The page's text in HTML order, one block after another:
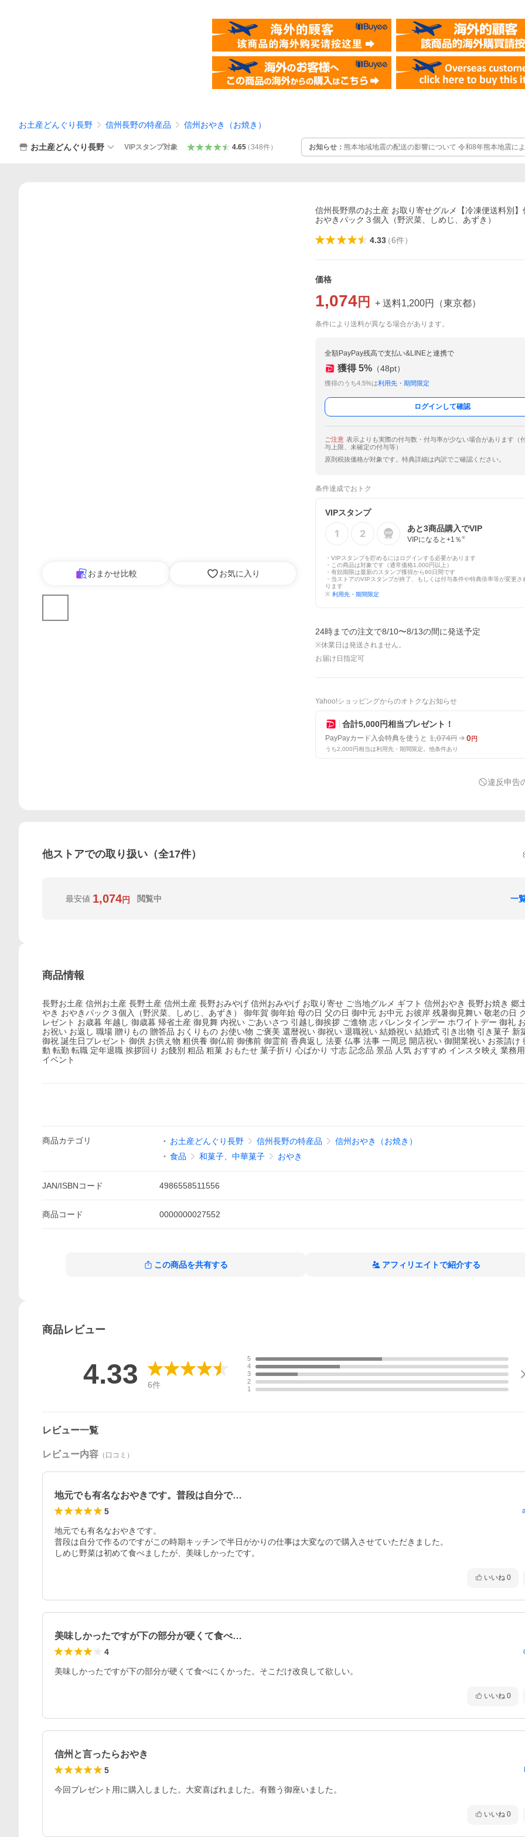
お土産どんぐり長野 信州長野の特産品 信州おやき（お焼き）
お土産どんぐり長野 VIPスタンプ対象 4.65（348件） お知らせ： 熊本地域地震の配送の影響について 令和8年熊本地震により、お亡くなりになられた方々
に深く哀悼の意を表しますとともに、被災された皆さまに心よりお
おまかせ比較 お気に入り
信州長野県のお土産 お取り寄せグルメ【冷凍便送料別】
おやきパック３個入（野沢菜、しめじ、あずき）
4.33（6件）
価格
1,074円 + 送料1,200円 （東京都）
条件により送料が異なる場合があります。
全額PayPay残高で支払い&LINEと連携で
獲得 5% （48pt）
獲得のうち4.5%は利用先・期間限定
ログインして確認
ご注意 表示よりも実際の付与数・付与率が少ない場合があります（
与上限、未確定の付与等）
原則税抜価格が対象です。特典詳細は内訳でご確認ください。
条件達成でおトク
VIPスタンプ
あと3商品購入でVIP
VIPになると+1 ％ ※
・VIPスタンプを貯めるにはログインする必要があります
・この商品は対象です（通常価格1,000円以上）
・有効期限は最新のスタンプ獲得から60日間です
・当ストアのVIPスタンプが終了、もしくは付与条件や特典倍率等が変更さ
ります
※ 利用先・期間限定
24時までの注文で8/10〜8/13の間に発送予定
※休業日は発送されません。
お届け日指定可
Yahoo!ショッピングからのオトクなお知らせ
合計5,000円相当プレゼント！
PayPayカード入会特典を使うと 1,074円 0円
うち2,000円相当は利用先・期間限定。他条件あり
違反申告
他ストアでの取り扱い（全17件）
最安値 1,074円 閲覧中 一
商品情報
長野お土産 信州お土産 長野土産 信州土産 長野おみやげ 信州おみやげ お取り寄せ ご当地グルメ ギフト 信州おやき 長野お焼き 郷
やき おやきパック３個入（野沢菜、しめじ、あずき） 御年賀 御年始 母の日 父の日 御中元 お中元 お彼岸 残暑御見舞い 敬老の日
レゼント お歳暮 年越し 御歳暮 帰省土産 御見舞 内祝い ごあいさつ 引越し御挨拶 ご進物 志 バレンタインデー ホワイトデー 御礼
お祝い お返し 職場 贈りもの 贈答品 おくりもの お使い物 ご褒美 還暦祝い 御祝い 退職祝い 結婚祝い 結婚式 引き出物 引き菓子 新
御祝 誕生日プレゼント 御供 お供え物 粗供養 御仏前 御佛前 御霊前 香典返し 法要 仏事 法事 一周忌 開店祝い 御開業祝い お茶請け
動 転勤 転職 定年退職 挨拶回り お餞別 粗品 粗菓 おもたせ 菓子折り 心ばかり 寸志 記念品 景品 人気 おすすめ インスタ映え 業務
イベント
商品カテゴリ お土産どんぐり長野 信州長野の特産品
信州おやき（お焼き）
食品
和菓子、中華菓子 おやき
JAN/ISBNコード 4986558511556
商品コード 0000000027552
この商品を共有する アフィリエイトで紹介する
商品レビュー
4.33 6件
5
4
3
2
1
レビュー一覧
レビュー内容 （口コミ）
地元でも有名なおやきです。普段は自分で…
5
地元でも有名なおやきです。
普段は自分で作るのですがこの時期キッチンで半日がかりの仕事は大変なので購入させていただきました。
しめじ野菜は初めて食べましたが、美味しかったです。
いいね 0
美味しかったですが下の部分が硬くて食べ…
4
美味しかったですが下の部分が硬くて食べにくかった。そこだけ改良して欲しい。
いいね 0
信州と言ったらおやき
5
今回プレゼント用に購入しました。大変喜ばれました。有難う御座いました。
いいね 0